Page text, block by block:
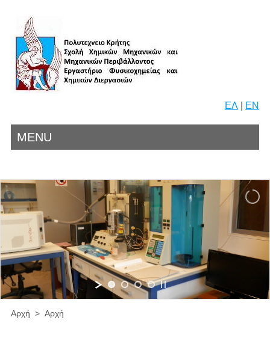
ΕΛ EN
MENU
Αρχή > Αρχή